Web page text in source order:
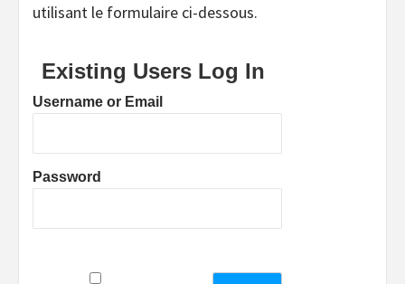
utilisant le formulaire ci-dessous.
Existing Users Log In
Username or Email
Password